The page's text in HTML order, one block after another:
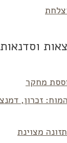
וסדנאות
מחקר
זכרון,
מצוינת